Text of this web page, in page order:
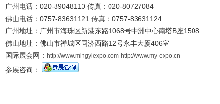
广州电话：020-89048110 传真：020-80727084
佛山电话：0757-83631121 传真：0757-83631124
广州地址：广州市海珠区新港东路1068号中洲中心南塔B座1508
佛山地址：佛山市禅城区同济西路12号永丰大厦406室
国际展会网： http://www.mingyiexpo.com http://www.my-expo.cn
参展咨询：